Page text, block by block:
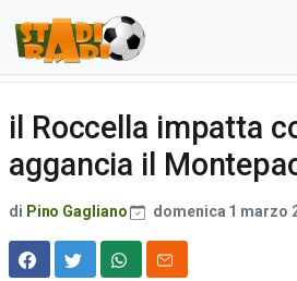
il Roccella impatta
aggancia il
di Pino Gagliano domenica 1 marzo